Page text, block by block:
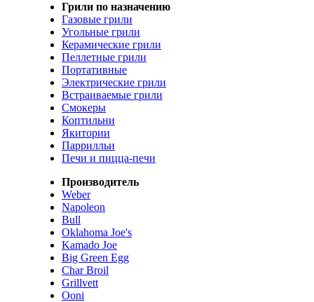
Грили по назначению
Газовые грили
Угольные грили
Керамические грили
Пеллетные грили
Портативные
Электрические грили
Встраиваемые грили
Смокеры
Коптильни
Якитории
Паррилльи
Печи и пицца-печи
Производитель
Weber
Napoleon
Bull
Oklahoma Joe's
Kamado Joe
Big Green Egg
Char Broil
Grillvett
Ooni